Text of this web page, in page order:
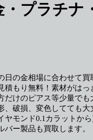
・プラチナ
日の金相場に合わせて買
積もり無料！素材がは
だけのピアス等少量でも
、破損、変色してても大
ヤモンド0.1カラットか
バー製品も買取します。